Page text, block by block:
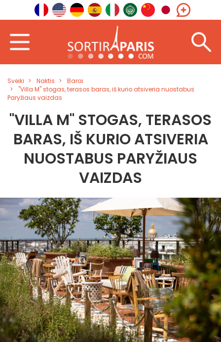
Sveiki Naktis
Barai
"Villa M" stogas, terasos baras, iš kurio atsiveria nuostabus
Paryžiaus vaizdas
"VILLA M" STOGAS, TERASOS
BARAS, IŠ KURIO ATSIVERIA
NUOSTABUS PARYŽIAUS
VAIZDAS